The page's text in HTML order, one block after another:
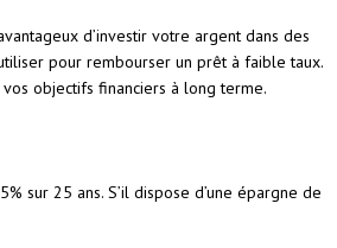
d’investir votre argent dans des
pour rembourser un prêt à faible taux.
objectifs financiers à long terme.
sur 25 ans. S’il dispose d’une épargne de